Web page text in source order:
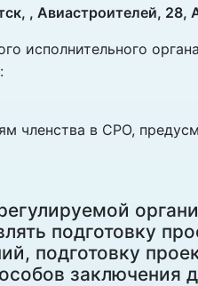
, Авиастроителей, 28,
исполнительного
членства в СРО,
подготовку
подготовку
заключения